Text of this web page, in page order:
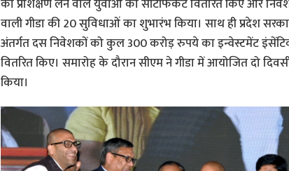
का प्रशिक्षण लेने वाले युवाओं को सर्टिफिकेट वितरित किए और निवेश
वाली गीडा की 20 सुविधाओं का शुभारंभ किया। साथ ही प्रदेश
अंतर्गत दस निवेशकों को कुल 300 करोड़ रुपये का इन्वेस्टमेंट
वितरित किए। समारोह के दौरान सीएम ने गीडा में आयोजित दो
किया।